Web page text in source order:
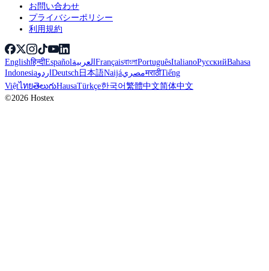
お問い合わせ
プライバシーポリシー
利用規約
Englishहिन्दीEspañolالعربيةFrançaisবাংলাPortuguêsItalianoРусскийBahasa
IndonesiaاردوDeutsch日本語NaijáمصريमराठीTiếng
ViệtไทยతెలుగుHausaTürkçe한국어繁體中文简体中文
©2026 Hostex